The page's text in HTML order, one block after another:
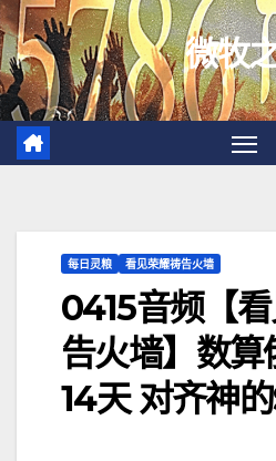
跳
至
内
容
微牧
每日灵粮 看见荣耀祷告火墙
0415音频【
告火墙】数算
14天 对齐神